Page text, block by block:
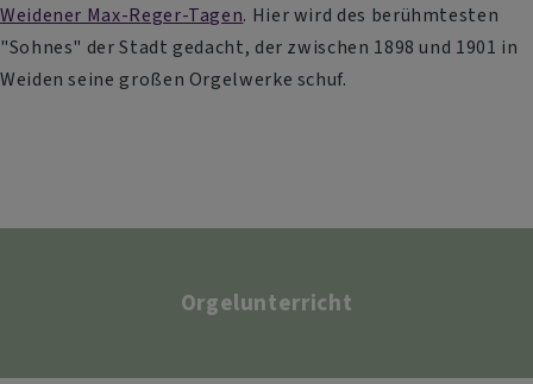
Weidener Max-Reger-Tagen. Hier wird des berühmtesten
"Sohnes" der Stadt gedacht, der zwischen 1898 und 1901 in
Weiden seine großen Orgelwerke schuf.
Orgelunterricht